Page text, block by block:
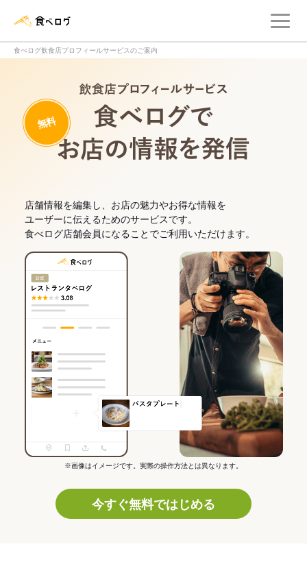
食べログ飲食店プロフィールサービスのご案内
無料
店舗情報を編集し、お店の魅力やお得な情報を
ユーザーに伝えるためのサービスです。
食べログ店舗会員になることでご利用いただけます。
※画像はイメージです。実際の操作方法とは異なります。
今すぐ無料ではじめる